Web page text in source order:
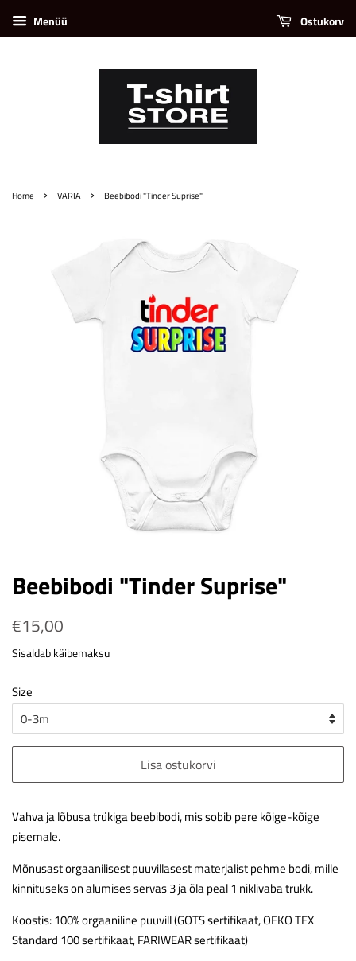
Menüü Ostukorv
Home › VARIA › Beebibodi "Tinder Suprise"
Beebibodi "Tinder Suprise"
Tavahind
€15,00
Sisaldab käibemaksu
Size
Lisa ostukorvi
Vahva ja lõbusa trükiga beebibodi, mis sobib pere kõige-kõige
pisemale.
Mõnusast orgaanilisest puuvillasest materjalist pehme bodi, mille
kinnituseks on alumises servas 3 ja õla peal 1 niklivaba trukk.
Koostis: 100% orgaaniline puuvill (GOTS sertifikaat, OEKO TEX
Standard 100 sertifikaat, FARIWEAR sertifikaat)